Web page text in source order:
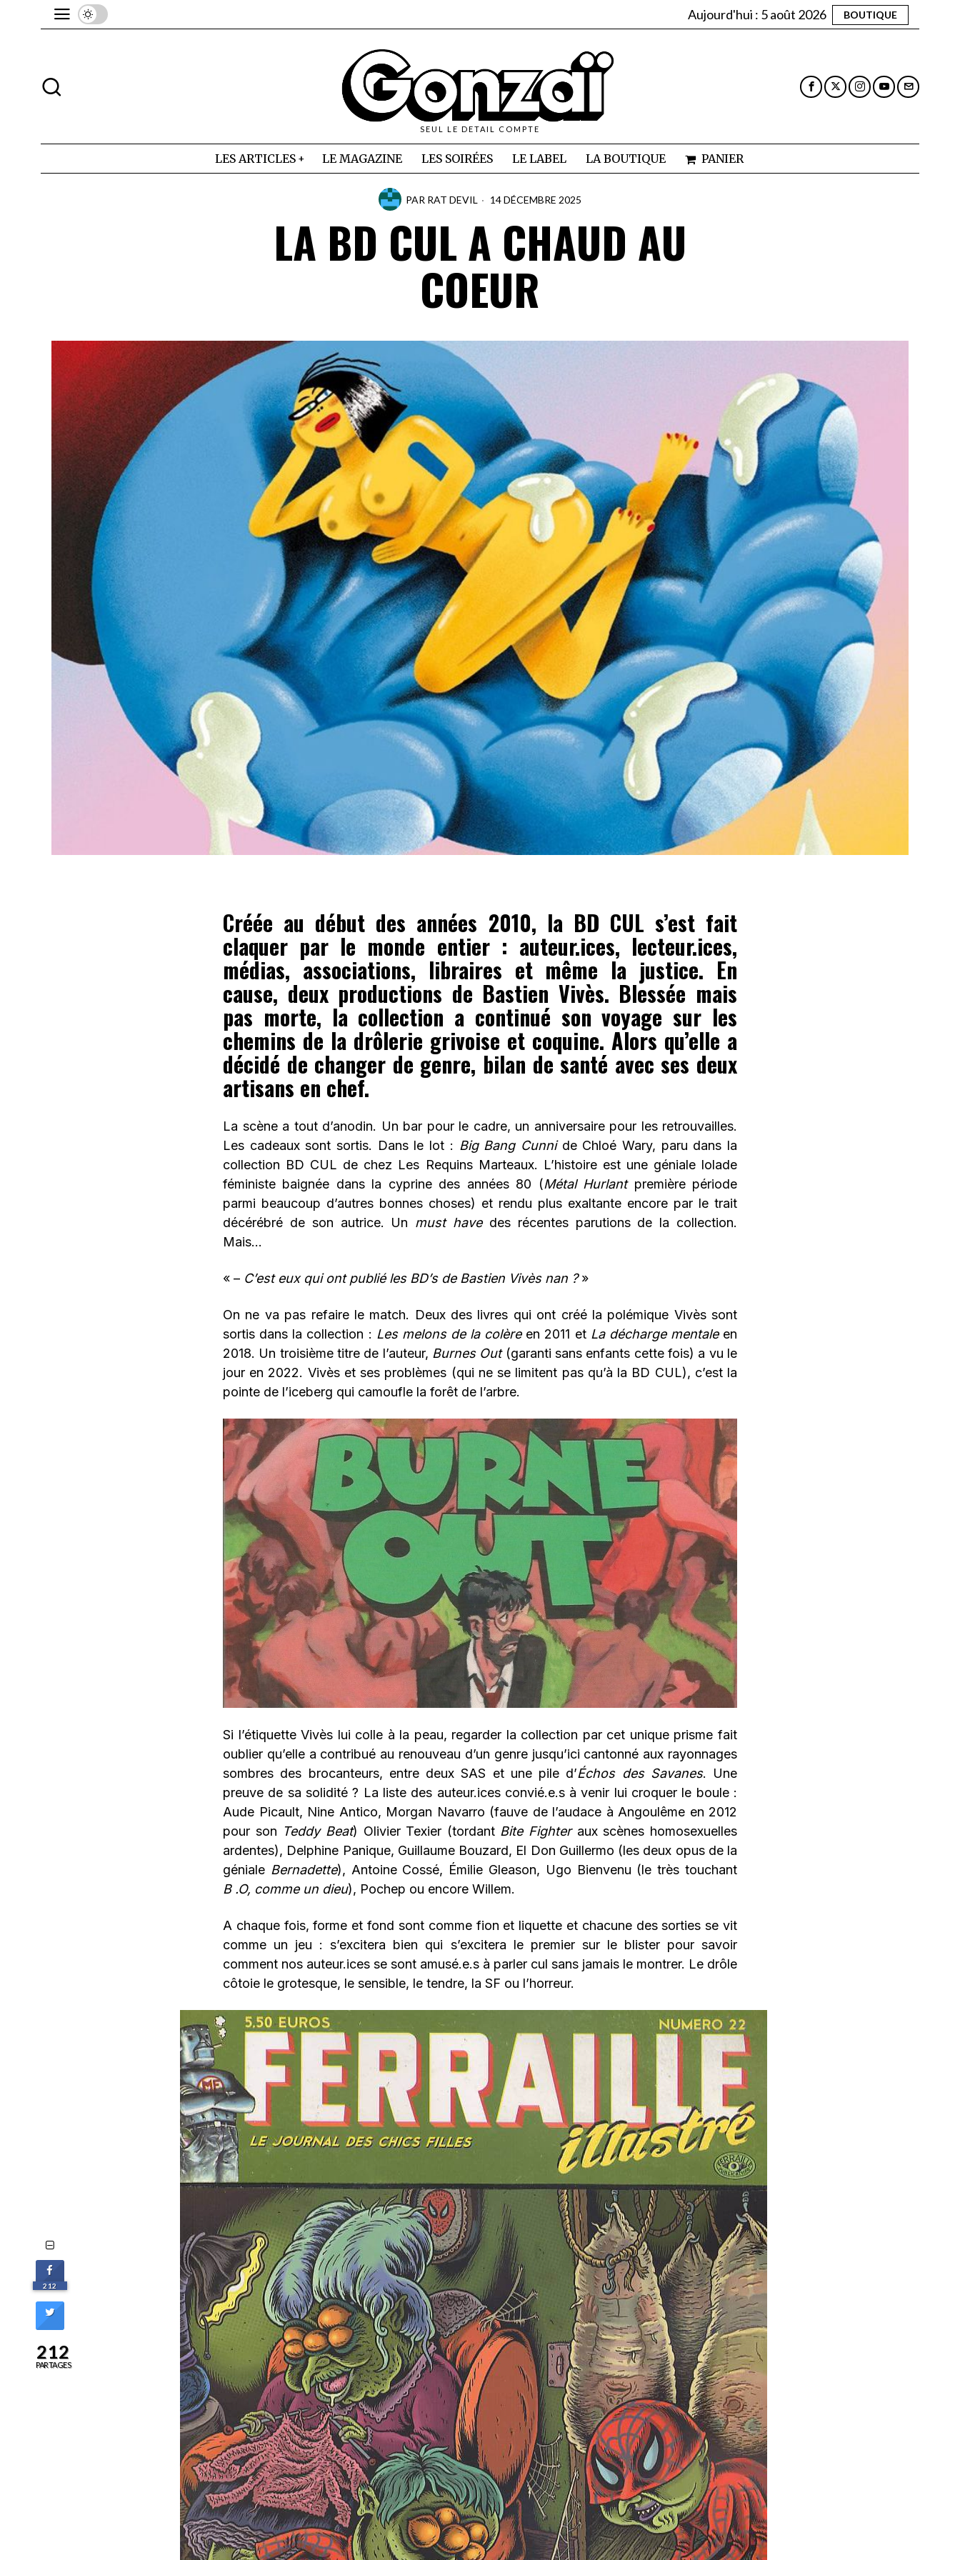
Aujourd'hui : 5 août 2026 BOUTIQUE
SEUL LE DETAIL COMPTE
LES ARTICLES LE MAGAZINE LES SOIRÉES LE LABEL LA BOUTIQUE PANIER
PAR RAT DEVIL 14 DÉCEMBRE 2025
LA BD CUL A CHAUD AU
COEUR
Créée au début des années 2010, la BD CUL s’est fait
claquer par le monde entier : auteur.ices, lecteur.ices,
médias, associations, libraires et même la justice. En
cause, deux productions de Bastien Vivès. Blessée mais
pas morte, la collection a continué son voyage sur les
chemins de la drôlerie grivoise et coquine. Alors qu’elle a
décidé de changer de genre, bilan de santé avec ses deux
artisans en chef.
La scène a tout d’anodin. Un bar pour le cadre, un anniversaire pour les retrouvailles.
Les cadeaux sont sortis. Dans le lot : Big Bang Cunnide Chloé Wary, paru dans la
collection BD CUL de chez Les Requins Marteaux. L’histoire est une géniale lolade
féministe baignée dans la cyprine des années 80 (Métal Hurlantpremière période
parmi beaucoup d’autres bonnes choses) et rendu plus exaltante encore par le trait
décérébré de son autrice. Un must havedes récentes parutions de la collection.
Mais…
« – C’est eux qui ont publié les BD’s de Bastien Vivès nan ?»
On ne va pas refaire le match. Deux des livres qui ont créé la polémique Vivès sont
sortis dans la collection : Les melons de la colèreen 2011 et La décharge mentaleen
2018. Un troisième titre de l’auteur, Burnes Out(garanti sans enfants cette fois) a vu le
jour en 2022. Vivès et ses problèmes (qui ne se limitent pas qu’à la BD CUL), c’est la
pointe de l’iceberg qui camoufle la forêt de l’arbre.
Si l’étiquette Vivès lui colle à la peau, regarder la collection par cet unique prisme fait
oublier qu’elle a contribué au renouveau d’un genre jusqu’ici cantonné aux rayonnages
sombres des brocanteurs, entre deux SAS et une pile d’Échos des Savanes. Une
preuve de sa solidité ? La liste des auteur.ices convié.e.s à venir lui croquer le boule :
Aude Picault, Nine Antico, Morgan Navarro (fauve de l’audace à Angoulême en 2012
pour son Teddy Beat) Olivier Texier (tordant Bite Fighteraux scènes homosexuelles
ardentes), Delphine Panique, Guillaume Bouzard, El Don Guillermo (les deux opus de la
géniale Bernadette), Antoine Cossé, Émilie Gleason, Ugo Bienvenu (le très touchant
B .O, comme un dieu), Pochep ou encore Willem.
A chaque fois, forme et fond sont comme fion et liquette et chacune des sorties se vit
comme un jeu : s’excitera bien qui s’excitera le premier sur le blister pour savoir
comment nos auteur.ices se sont amusé.e.s à parler cul sans jamais le montrer. Le drôle
côtoie le grotesque, le sensible, le tendre, la SF ou l’horreur.
212
212
PARTAGES